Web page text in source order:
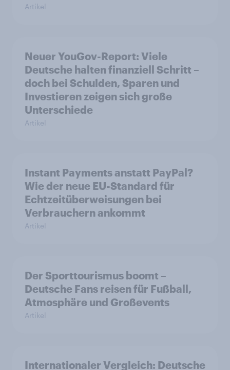
Artikel
Neuer YouGov-Report: Viele
Deutsche halten finanziell Schritt –
doch bei Schulden, Sparen und
Investieren zeigen sich große
Unterschiede
Artikel
Instant Payments anstatt PayPal?
Wie der neue EU-Standard für
Echtzeitüberweisungen bei
Verbrauchern ankommt
Artikel
Der Sporttourismus boomt –
Deutsche Fans reisen für Fußball,
Atmosphäre und Großevents
Artikel
Internationaler Vergleich: Deutsche